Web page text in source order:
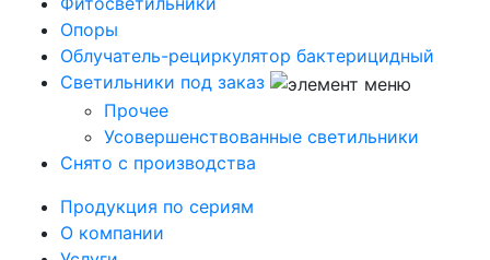
Опоры
Облучатель-рециркулятор бактерицидный
Светильники под заказ
Прочее
Усовершенствованные светильники
Снято с производства
Продукция по сериям
О компании